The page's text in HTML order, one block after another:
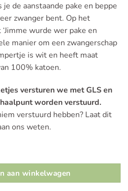
de aanstaande pake en beppe
zwanger bent. Op het
wurde wer pake en
manier om een zwangerschap
is wit en heeft maat
100% katoen.
versturen we met GLS en
worden verstuurd.
verstuurd hebben? Laat dit
ons weten.
pake en beppe aantal
aan winkelwagen